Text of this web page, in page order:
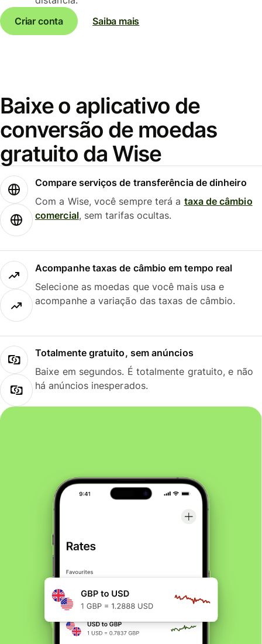
Criar conta
Saiba mais
Baixe o aplicativo de
conversão de moedas
gratuito da Wise
Compare serviços de transferência de dinheiro
Com a Wise, você sempre terá a taxa de câmbio
comercial, sem tarifas ocultas.
Acompanhe taxas de câmbio em tempo real
Selecione as moedas que você mais usa e
acompanhe a variação das taxas de câmbio.
Totalmente gratuito, sem anúncios
Baixe em segundos. É totalmente gratuito, e não
há anúncios inesperados.